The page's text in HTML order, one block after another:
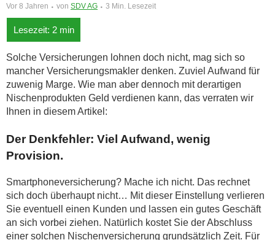
Vor 8 Jahren von SDV AG 3 Min. Lesezeit
Solche Versicherungen lohnen doch nicht, mag sich so
mancher Versicherungsmakler denken. Zuviel Aufwand für
zuwenig Marge. Wie man aber dennoch mit derartigen
Nischenprodukten Geld verdienen kann, das verraten wir
Ihnen in diesem Artikel:
Der Denkfehler: Viel Aufwand, wenig
Provision.
Smartphoneversicherung? Mache ich nicht. Das rechnet
sich doch überhaupt nicht… Mit dieser Einstellung verlieren
Sie eventuell einen Kunden und lassen ein gutes Geschäft
an sich vorbei ziehen. Natürlich kostet Sie der Abschluss
einer solchen Nischenversicherung grundsätzlich Zeit. Für